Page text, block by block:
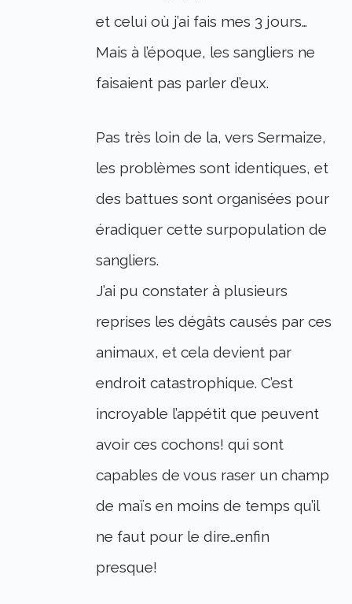
et celui où j’ai fais mes 3 jours…
Mais à l’époque, les sangliers ne
faisaient pas parler d’eux.
Pas très loin de la, vers Sermaize,
les problèmes sont identiques, et
des battues sont organisées pour
éradiquer cette surpopulation de
sangliers.
J’ai pu constater à plusieurs
reprises les dégâts causés par ces
animaux, et cela devient par
endroit catastrophique. C’est
incroyable l’appétit que peuvent
avoir ces cochons! qui sont
capables de vous raser un champ
de maïs en moins de temps qu’il
ne faut pour le dire…enfin
presque!